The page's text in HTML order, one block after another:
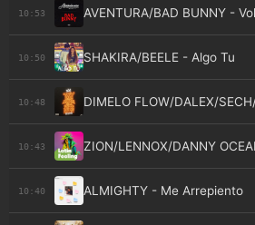
10:53 AVENTURA/BAD BUNNY -
10:50 SHAKIRA/BEELE - Algo Tu
10:48 DIMELO FLOW/DALEX/
10:43 ZION/LENNOX/DANNY
10:40 ALMIGHTY - Me Arrepiento